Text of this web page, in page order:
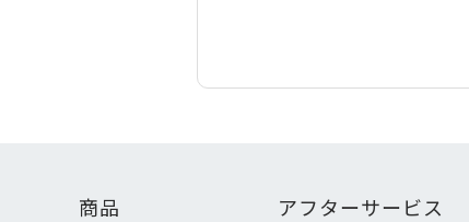
商品 アフターサービス